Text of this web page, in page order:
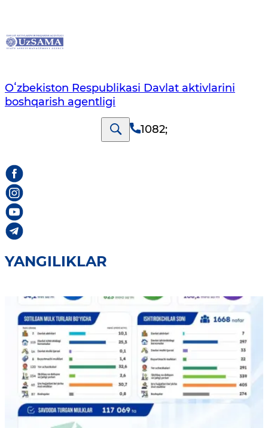
Oʻzbekiston Respublikasi Davlat aktivlarini
boshqarish agentligi
1082;
YANGILIKLAR